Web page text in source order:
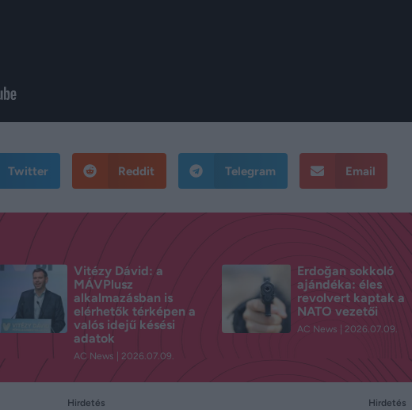
Twitter Reddit Telegram Email
Vitézy Dávid: a
MÁVPlusz
alkalmazásban is
elérhetők térképen a
valós idejű késési
adatok
AC News 2026.07.09.
Erdoğan sokkoló
ajándéka: éles
revolvert kaptak a
NATO vezetői
AC News 2026.07.09.
Hirdetés Hirdetés